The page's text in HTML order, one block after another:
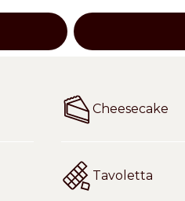
Cheesecake
Tavoletta